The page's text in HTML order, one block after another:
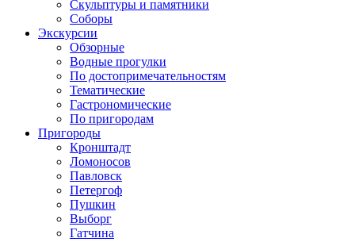
Скульптуры и памятники
Соборы
Экскурсии
Обзорные
Водные прогулки
По достопримечательностям
Тематические
Гастрономические
По пригородам
Пригороды
Кронштадт
Ломоносов
Павловск
Петергоф
Пушкин
Выборг
Гатчина